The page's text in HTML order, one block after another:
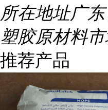
所在地址广
塑胶原材料
推荐产品